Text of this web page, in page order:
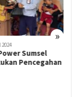
»
Sumsel
Pencegahan